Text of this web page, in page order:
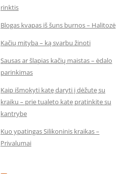
rinktis
Blogas kvapas iš šuns burnos – Halitozė
Kačių mityba – ką svarbu žinoti
Sausas ar šlapias kačių maistas – ėdalo
parinkimas
Kaip išmokyti katę daryti į dėžutę su
kraiku – prie tualeto katę pratinkite su
kantrybe
Kuo ypatingas Silikoninis kraikas –
Privalumai